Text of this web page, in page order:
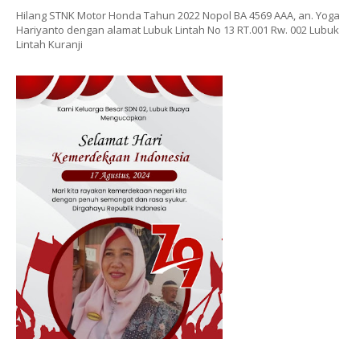
Hilang STNK Motor Honda Tahun 2022 Nopol BA 4569 AAA, an. Yoga
Hariyanto dengan alamat Lubuk Lintah No 13 RT.001 Rw. 002 Lubuk
Lintah Kuranji